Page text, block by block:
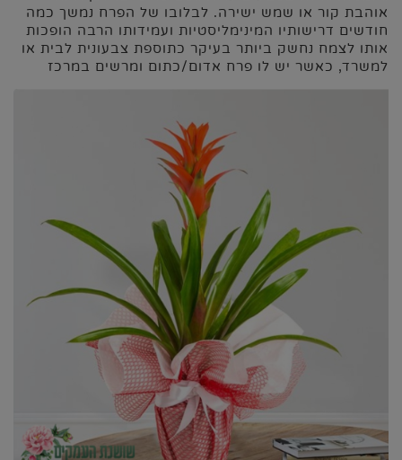
אוהבת קור או שמש ישירה. לבלובו של הפרח נמשך כמה
חודשים דרישותיו המינימליסטיות ועמידותו הרבה הופכות
אותו לצמח נחשק ביותר בעיקר כתוספת צבעונית לבית או
למשרד, כאשר יש לו פרח אדום/כתום ומרשים במרכז